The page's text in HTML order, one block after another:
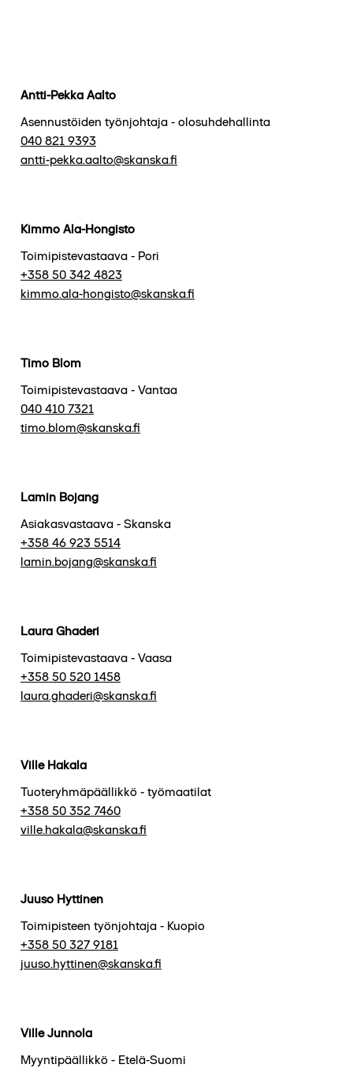
Antti-Pekka Aalto
Asennustöiden työnjohtaja - olosuhdehallinta
040 821 9393
antti-pekka.aalto@skanska.fi
Kimmo Ala-Hongisto
Toimipistevastaava - Pori
+358 50 342 4823
kimmo.ala-hongisto@skanska.fi
Timo Blom
Toimipistevastaava - Vantaa
040 410 7321
timo.blom@skanska.fi
Lamin Bojang
Asiakasvastaava - Skanska
+358 46 923 5514
lamin.bojang@skanska.fi
Laura Ghaderi
Toimipistevastaava - Vaasa
+358 50 520 1458
laura.ghaderi@skanska.fi
Ville Hakala
Tuoteryhmäpäällikkö - työmaatilat
+358 50 352 7460
ville.hakala@skanska.fi
Juuso Hyttinen
Toimipisteen työnjohtaja - Kuopio
+358 50 327 9181
juuso.hyttinen@skanska.fi
Ville Junnola
Myyntipäällikkö - Etelä-Suomi